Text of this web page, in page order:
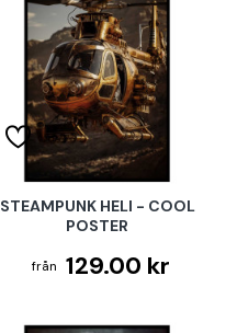
STEAMPUNK HELI - COOL
POSTER
129.00 kr